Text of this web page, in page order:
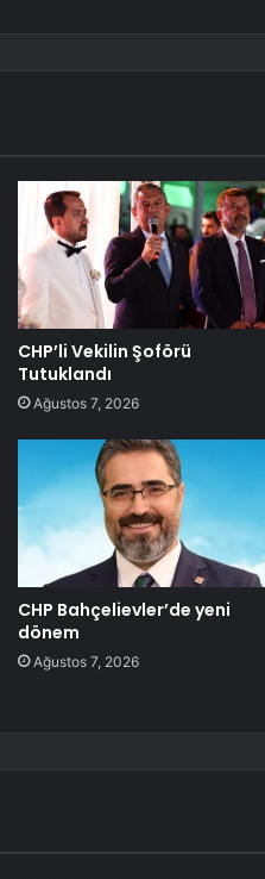
CHP’li Vekilin Şoförü
Tutuklandı
Ağustos 7, 2026
CHP Bahçelievler’de yeni
dönem
Ağustos 7, 2026